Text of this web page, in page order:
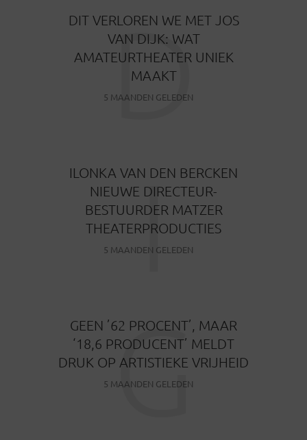
DIT VERLOREN WE MET JOS
VAN DIJK: WAT
AMATEURTHEATER UNIEK
MAAKT
5 MAANDEN GELEDEN
D
ILONKA VAN DEN BERCKEN
NIEUWE DIRECTEUR-
BESTUURDER MATZER
THEATERPRODUCTIES
5 MAANDEN GELEDEN
I
GEEN ’62 PROCENT’, MAAR
‘18,6 PRODUCENT’ MELDT
DRUK OP ARTISTIEKE VRIJHEID
5 MAANDEN GELEDEN
G